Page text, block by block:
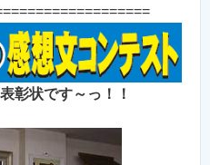
彰状です～っ！！